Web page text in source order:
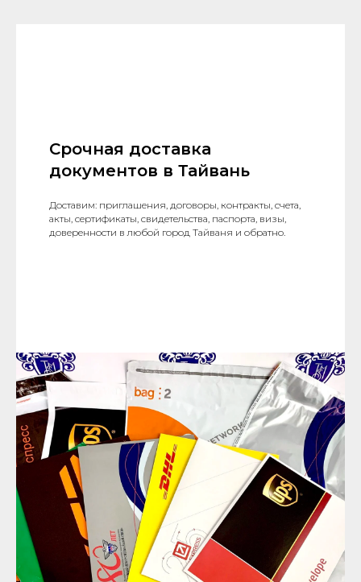
Срочная доставка
документов в Тайвань
Доставим: приглашения, договоры, контракты, счета,
акты, сертификаты, свидетельства, паспорта, визы,
доверенности в любой город Тайваня и обратно.